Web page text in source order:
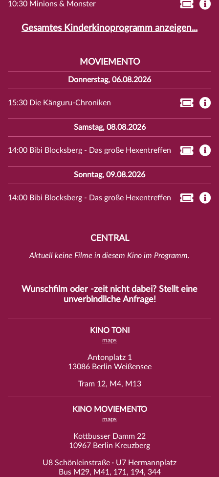
10:30 Minions & Monster
Gesamtes Kinderkinoprogramm anzeigen...
MOVIEMENTO
Donnerstag, 06.08.2026
15:30 Die Känguru-Chroniken
Samstag, 08.08.2026
14:00 Bibi Blocksberg - Das große Hexentreffen
Sonntag, 09.08.2026
14:00 Bibi Blocksberg - Das große Hexentreffen
CENTRAL
Aktuell keine Filme in diesem Kino im Programm.
Wunschfilm oder -zeit nicht dabei? Stellt eine
unverbindliche Anfrage!
KINO TONI
maps
Antonplatz 1
13086 Berlin Weißensee
Tram 12, M4, M13
KINO MOVIEMENTO
maps
Kottbusser Damm 22
10967 Berlin Kreuzberg
U8 Schönleinstraße · U7 Hermannplatz
Bus M29, M41, 171, 194, 344